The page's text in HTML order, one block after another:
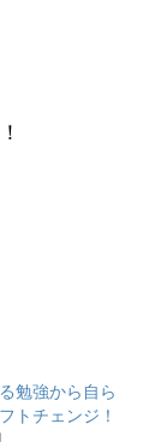
勉強から自ら
トチェンジ！